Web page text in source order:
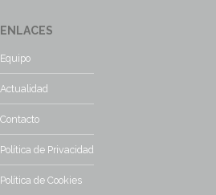
ENLACES
Equipo
Actualidad
Contacto
Política de Privacidad
Política de Cookies